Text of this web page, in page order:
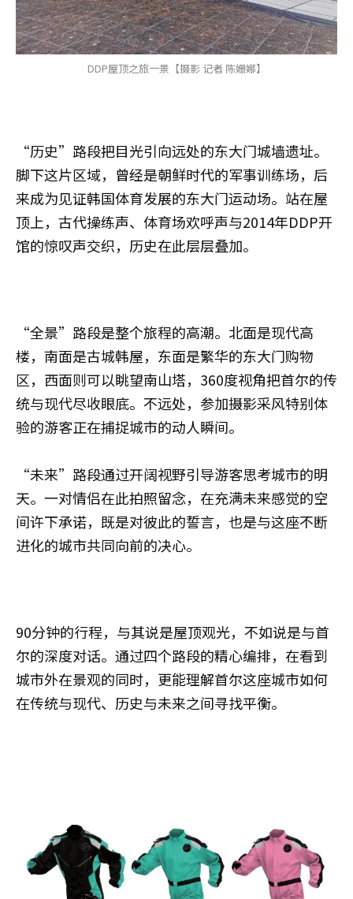
DDP屋顶之旅一景【摄影 记者 陈姗娜】
“历史”路段把目光引向远处的东大门城墙遗址。
脚下这片区域，曾经是朝鲜时代的军事训练场，后
来成为见证韩国体育发展的东大门运动场。站在屋
顶上，古代操练声、体育场欢呼声与2014年DDP开
馆的惊叹声交织，历史在此层层叠加。
“全景”路段是整个旅程的高潮。北面是现代高
楼，南面是古城韩屋，东面是繁华的东大门购物
区，西面则可以眺望南山塔，360度视角把首尔的传
统与现代尽收眼底。不远处，参加摄影采风特别体
验的游客正在捕捉城市的动人瞬间。
“未来”路段通过开阔视野引导游客思考城市的明
天。一对情侣在此拍照留念，在充满未来感觉的空
间许下承诺，既是对彼此的誓言，也是与这座不断
进化的城市共同向前的决心。
90分钟的行程，与其说是屋顶观光，不如说是与首
尔的深度对话。通过四个路段的精心编排，在看到
城市外在景观的同时，更能理解首尔这座城市如何
在传统与现代、历史与未来之间寻找平衡。